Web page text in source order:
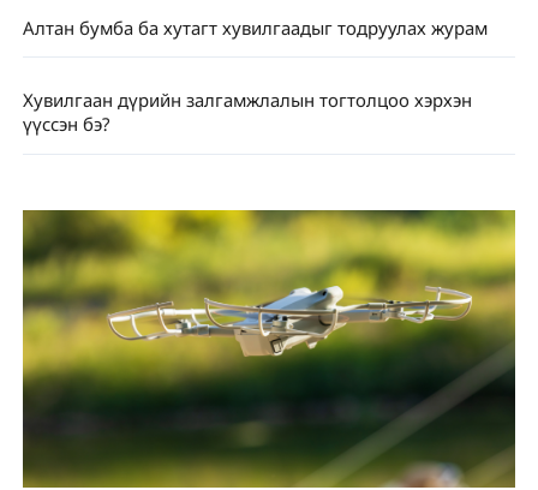
Алтан бумба ба хутагт хувилгаадыг тодруулах журам
Хувилгаан дүрийн залгамжлалын тогтолцоо хэрхэн
үүссэн бэ?